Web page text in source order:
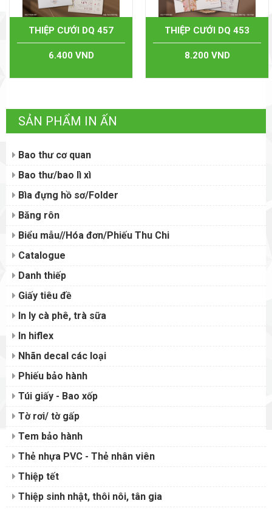
THIỆP CƯỚI DQ 457
6.400 VND
THIỆP CƯỚI DQ 453
8.200 VND
SẢN PHẨM IN ẤN
Bao thư cơ quan
Bao thư/bao lì xì
Bìa đựng hồ sơ/Folder
Băng rôn
Biểu mẫu//Hóa đơn/Phiếu Thu Chi
Catalogue
Danh thiếp
Giấy tiêu đề
In ly cà phê, trà sữa
In hiflex
Nhãn decal các loại
Phiếu bảo hành
Túi giấy - Bao xốp
Tờ rơi/ tờ gấp
Tem bảo hành
Thẻ nhựa PVC - Thẻ nhân viên
Thiệp tết
Thiệp sinh nhật, thôi nôi, tân gia